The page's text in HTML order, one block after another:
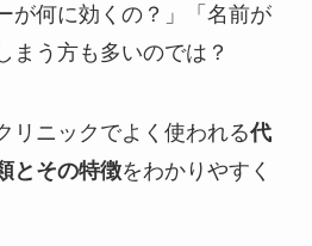
が何に効くの？」「名前が
う方も多いのでは？
リニックでよく使われる代
とその特徴をわかりやすく